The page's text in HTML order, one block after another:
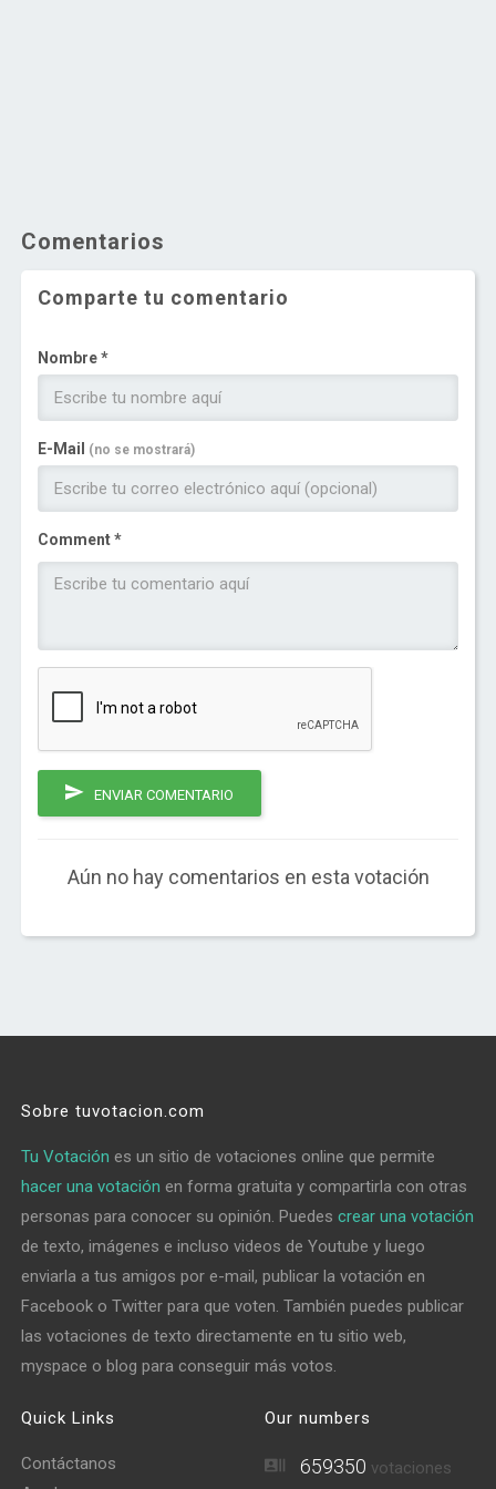
Comentarios
Comparte tu comentario
Nombre *
E-Mail (no se mostrará)
Comment *
ENVIAR COMENTARIO
Aún no hay comentarios en esta votación
Sobre tuvotacion.com
Tu Votación es un sitio de votaciones online que permite
hacer una votación en forma gratuita y compartirla con otras
personas para conocer su opinión. Puedescrear una votación
de texto, imágenes e incluso videos de Youtube y luego
enviarla a tus amigos por e-mail, publicar la votación en
Facebook o Twitter para que voten. También puedes publicar
las votaciones de texto directamente en tu sitio web,
myspace o blog para conseguir más votos.
Quick Links
Contáctanos
Our numbers
659350 votaciones